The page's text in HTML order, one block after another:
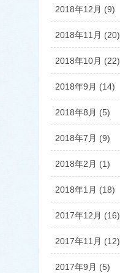
2018年12月 (9)
2018年11月 (20)
2018年10月 (22)
2018年9月 (14)
2018年8月 (5)
2018年7月 (9)
2018年2月 (1)
2018年1月 (18)
2017年12月 (16)
2017年11月 (12)
2017年9月 (5)